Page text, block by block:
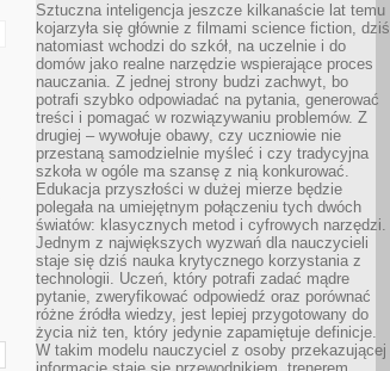
Sztuczna inteligencja jeszcze kilkanaście lat temu
kojarzyła się głównie z filmami science fiction, dziś
natomiast wchodzi do szkół, na uczelnie i do
domów jako realne narzędzie wspierające proces
nauczania. Z jednej strony budzi zachwyt, bo
potrafi szybko odpowiadać na pytania, generować
treści i pomagać w rozwiązywaniu problemów. Z
drugiej – wywołuje obawy, czy uczniowie nie
przestaną samodzielnie myśleć i czy tradycyjna
szkoła w ogóle ma szansę z nią konkurować.
Edukacja przyszłości w dużej mierze będzie
polegała na umiejętnym połączeniu tych dwóch
światów: klasycznych metod i cyfrowych narzędzi.
Jednym z największych wyzwań dla nauczycieli
staje się dziś nauka krytycznego korzystania z
technologii. Uczeń, który potrafi zadać mądre
pytanie, zweryfikować odpowiedź oraz porównać
różne źródła wiedzy, jest lepiej przygotowany do
życia niż ten, który jedynie zapamiętuje definicje.
W takim modelu nauczyciel z osoby przekazującej